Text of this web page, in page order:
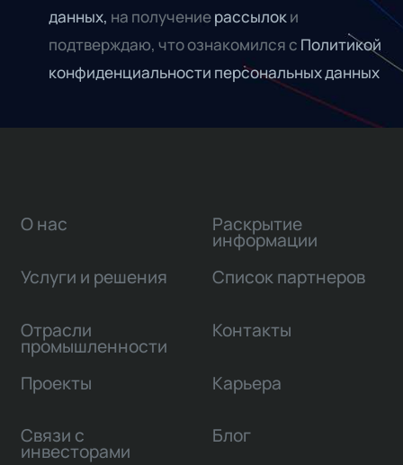
данных, на получениерассылоки
подтверждаю, что ознакомился с Политикой
конфиденциальности персональных данных
О нас
Услуги и решения
Отрасли
промышленности
Проекты
Связи с
инвесторами
Раскрытие
информации
Список партнеров
Контакты
Карьера
Блог